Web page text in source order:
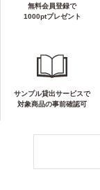
無料会員登録で
1000ptプレゼント
サンプル貸出サービスで
対象商品の事前確認可